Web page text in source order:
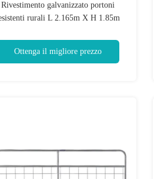
Rivestimento galvanizzato portoni
rurali L 2.165m X H 1.85m
Ottenga il migliore prezzo